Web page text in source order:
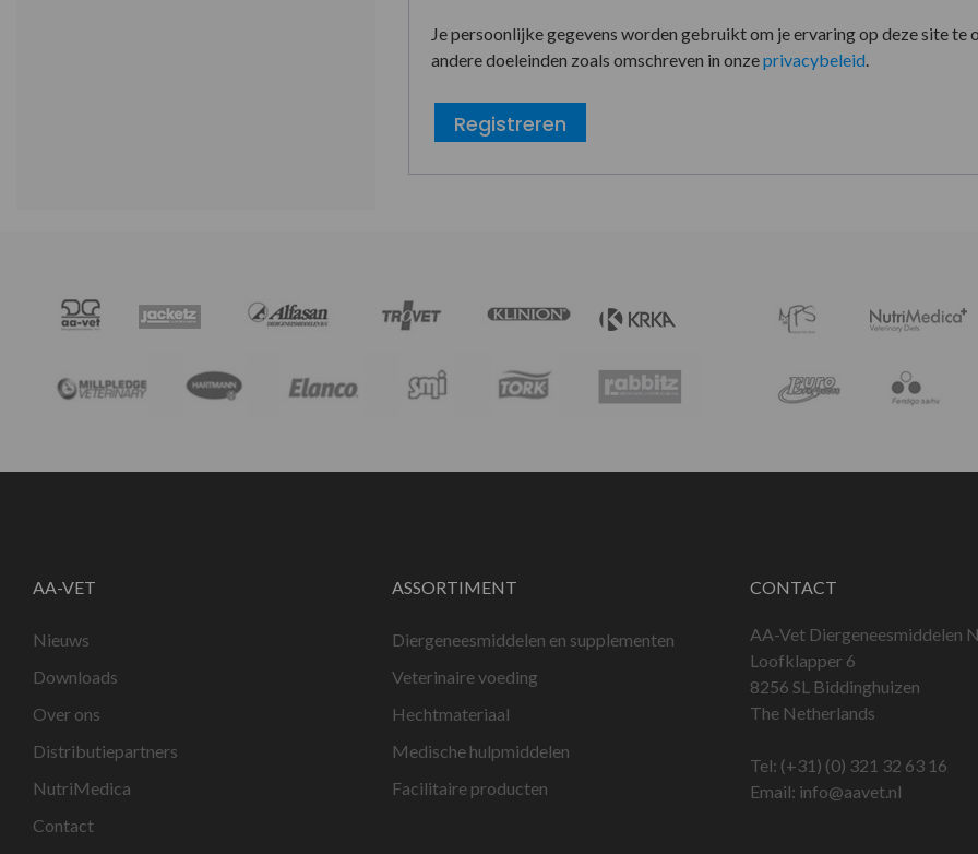
Je persoonlijke gegevens worden gebruikt om je ervaring op deze site
andere doeleinden zoals omschreven in onzeprivacybeleid
Registreren
AA-VET
Nieuws
Downloads
Over ons
Distributiepartners
NutriMedica
Contact
ASSORTIMENT
Diergeneesmiddelen en supplementen
Veterinaire voeding
Hechtmateriaal
Medische hulpmiddelen
Facilitaire producten
CONTACT
AA-Vet Diergeneesmiddelen
Loofklapper 6
8256 SL Biddinghuizen
The Netherlands
Tel: (+31) (0) 321 32 63 16
Email: info@aavet.nl